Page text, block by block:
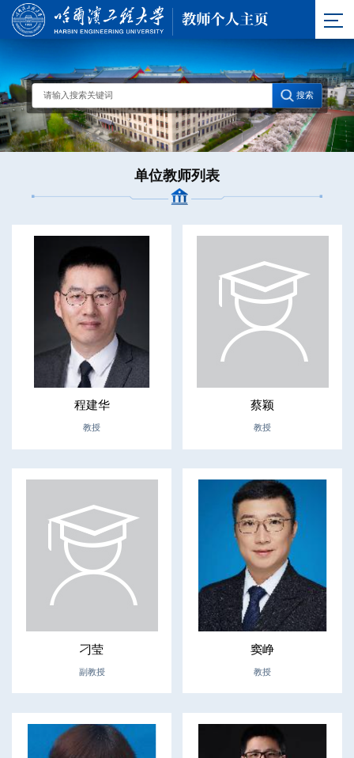
单位教师列表
程建华
教授
蔡颖
教授
刁莹
副教授
窦峥
教授